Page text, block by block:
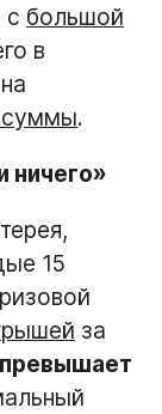
с большой
в
на
суммы.
ничего»
15
за
превышает